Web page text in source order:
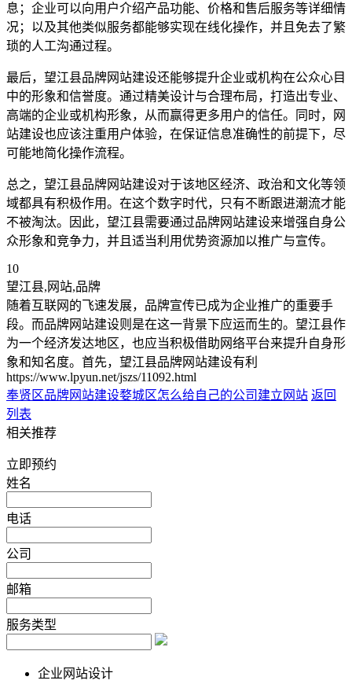
息；企业可以向用户介绍产品功能、价格和售后服务等详细情
况；以及其他类似服务都能够实现在线化操作，并且免去了繁
琐的人工沟通过程。
最后，望江县品牌网站建设还能够提升企业或机构在公众心目
中的形象和信誉度。通过精美设计与合理布局，打造出专业、
高端的企业或机构形象，从而赢得更多用户的信任。同时，网
站建设也应该注重用户体验，在保证信息准确性的前提下，尽
可能地简化操作流程。
总之，望江县品牌网站建设对于该地区经济、政治和文化等领
域都具有积极作用。在这个数字时代，只有不断跟进潮流才能
不被淘汰。因此，望江县需要通过品牌网站建设来增强自身公
众形象和竞争力，并且适当利用优势资源加以推广与宣传。
10
望江县,网站,品牌
随着互联网的飞速发展，品牌宣传已成为企业推广的重要手
段。而品牌网站建设则是在这一背景下应运而生的。望江县作
为一个经济发达地区，也应当积极借助网络平台来提升自身形
象和知名度。首先，望江县品牌网站建设有利
https://www.lpyun.net/jszs/11092.html
奉贤区品牌网站建设婺城区怎么给自己的公司建立网站 返回
列表
相关推荐
立即预约
姓名
电话
公司
邮箱
服务类型
企业网站设计